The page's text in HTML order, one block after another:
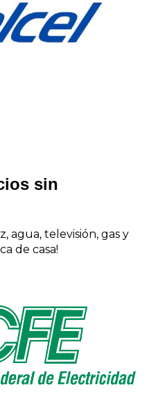
sin
agua, televisión, gas y
de casa!